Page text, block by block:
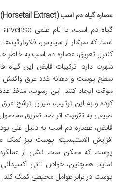
عصاره گیاه دم اسب (Horsetail Extract)
گیاه دم اسب، با نام علمی arvense
است که سرشار از سیلیس،
کنترل تعریق، عصاره دم اسب به خاطر
شهرت دارد. ترکیبات قابض این گیاه
سطح پوست و دهانه غدد عرق واکنش
موقت ایجاد کنند. این رسوب، منافذ
کرده و به این ترتیب، میزان ترشح
طبیعی به تقویت اثر ضد تعریق
قابض، عصاره دم اسب به دلیل غنی
افزایش الاستیسیته پوست نیز کمک
پوست که ممکن است ناشی از
نماید. همچنین، خواصآنتی اکسیدانی
پوست در برابر عوامل محیطی کمک کند.